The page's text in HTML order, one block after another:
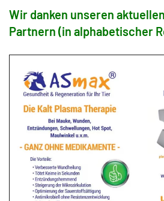
Wir danken unseren
Partnern (in alphabetischer